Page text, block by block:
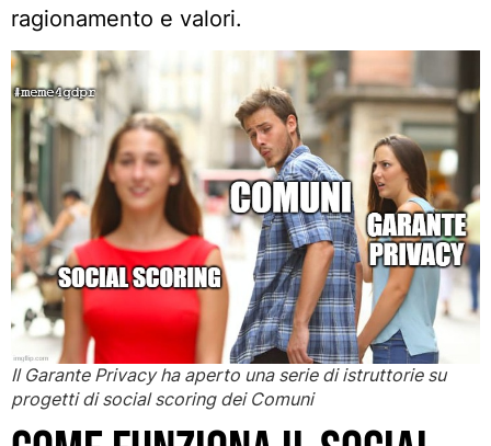
ragionamento e valori.
Il Garante Privacy ha aperto una serie di istruttorie su
progetti di social scoring dei Comuni